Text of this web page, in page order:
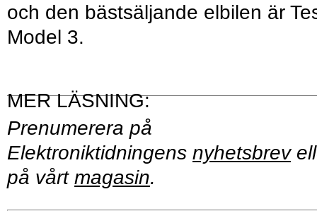
och den bästsäljande elbilen är
Model 3.
Prenumerera på
Elektroniktidningens nyhetsbrev
på vårt magasin.